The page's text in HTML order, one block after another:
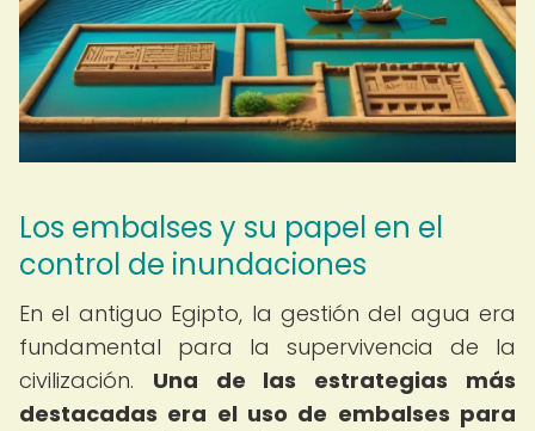
Los embalses y su papel en el
control de inundaciones
En el antiguo Egipto, la gestión del agua era
fundamental para la supervivencia de la
civilización. Una de las estrategias más
destacadas era el uso de embalses para